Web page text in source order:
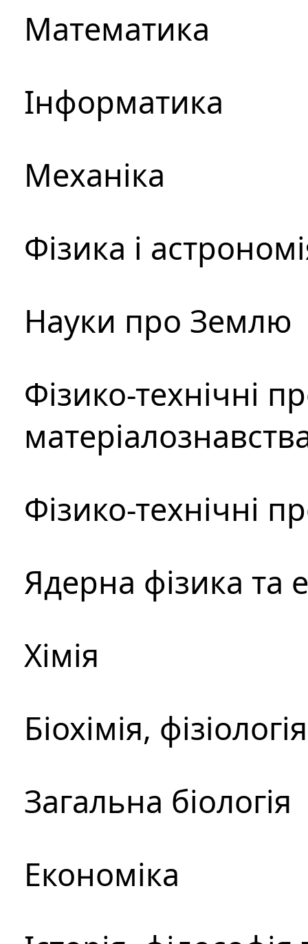
Математика
Інформатика
Механіка
Фізика і
Науки про Землю
Фізико-технічні
Фізико-технічні
Ядерна фізика та
Хімія
Біохімія,
Загальна біологія
Економіка